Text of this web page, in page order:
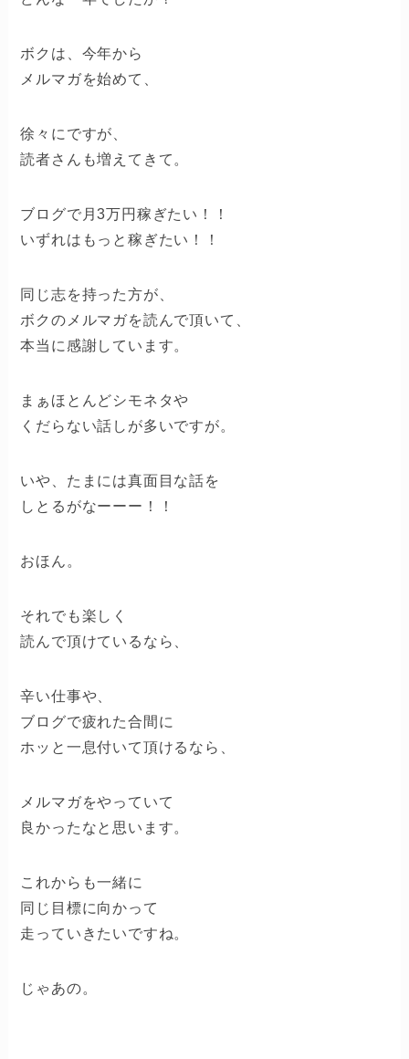
ボクは、今年から
メルマガを始めて、
徐々にですが、
読者さんも増えてきて。
ブログで月3万円稼ぎたい！！
いずれはもっと稼ぎたい！！
同じ志を持った方が、
ボクのメルマガを読んで頂いて、
本当に感謝しています。
まぁほとんどシモネタや
くだらない話しが多いですが。
いや、たまには真面目な話を
しとるがなーーー！！
おほん。
それでも楽しく
読んで頂けているなら、
辛い仕事や、
ブログで疲れた合間に
ホッと一息付いて頂けるなら、
メルマガをやっていて
良かったなと思います。
これからも一緒に
同じ目標に向かって
走っていきたいですね。
じゃあの。